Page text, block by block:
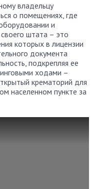
владельцу
о помещениях, где
и
штата – это
которых в лицензии
документа
подкрепляя ее
ходами –
крематорий для
населенном пункте за